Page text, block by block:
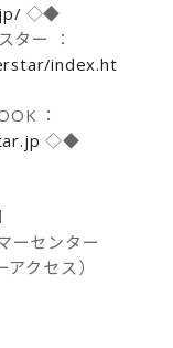
◇◆
ター ：
index.ht
：
◇◆
ーセンター
クセス）